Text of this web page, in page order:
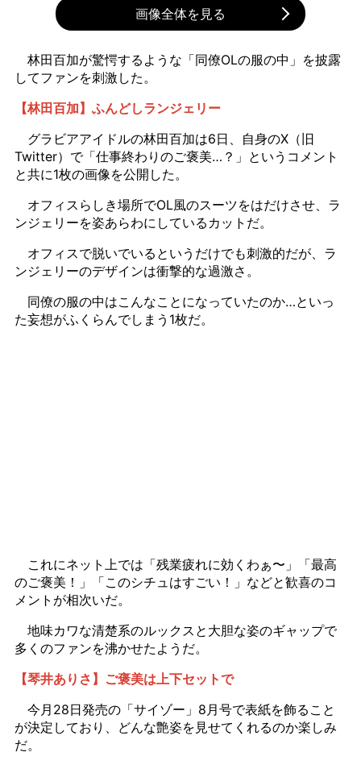
画像全体を見る
林田百加が驚愕するような「同僚OLの服の中」を披露
してファンを刺激した。
【林田百加】ふんどしランジェリー
グラビアアイドルの林田百加は6日、自身のX（旧
Twitter）で「仕事終わりのご褒美…？」というコメント
と共に1枚の画像を公開した。
オフィスらしき場所でOL風のスーツをはだけさせ、ラ
ンジェリーを姿あらわにしているカットだ。
オフィスで脱いでいるというだけでも刺激的だが、ラ
ンジェリーのデザインは衝撃的な過激さ。
同僚の服の中はこんなことになっていたのか…といっ
た妄想がふくらんでしまう1枚だ。
これにネット上では「残業疲れに効くわぁ〜」「最高
のご褒美！」「このシチュはすごい！」などと歓喜のコ
メントが相次いだ。
地味カワな清楚系のルックスと大胆な姿のギャップで
多くのファンを沸かせたようだ。
【琴井ありさ】ご褒美は上下セットで
今月28日発売の「サイゾー」8月号で表紙を飾ること
が決定しており、どんな艶姿を見せてくれるのか楽しみ
だ。